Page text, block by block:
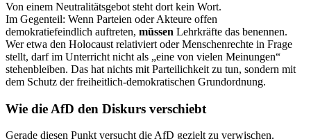
Von einem Neutralitätsgebot steht dort kein Wort.
Im Gegenteil: Wenn Parteien oder Akteure offen
demokratiefeindlich auftreten, müssen Lehrkräfte das benennen.
Wer etwa den Holocaust relativiert oder Menschenrechte in Frage
stellt, darf im Unterricht nicht als „eine von vielen Meinungen“
stehenbleiben. Das hat nichts mit Parteilichkeit zu tun, sondern mit
dem Schutz der freiheitlich-demokratischen Grundordnung.
Wie die AfD den Diskurs verschiebt
Gerade diesen Punkt versucht die AfD gezielt zu verwischen.